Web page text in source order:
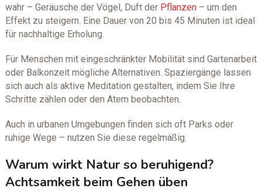
wahr – Geräusche der Vögel, Duft der Pflanzen– um den
Effekt zu steigern. Eine Dauer von 20 bis 45 Minuten ist ideal
für nachhaltige Erholung.
Für Menschen mit eingeschränkter Mobilität sind Gartenarbeit
oder Balkonzeit mögliche Alternativen. Spaziergänge lassen
sich auch als aktive Meditation gestalten, indem Sie Ihre
Schritte zählen oder den Atem beobachten.
Auch in urbanen Umgebungen finden sich oft Parks oder
ruhige Wege – nutzen Sie diese regelmäßig.
Warum wirkt Natur so beruhigend?
Achtsamkeit beim Gehen üben